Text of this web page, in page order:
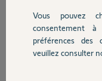
Devis avec un
Contact
Réponses
Bonjour Joël,
Vous pouvez
consentement
préférences des
veuillez consulter